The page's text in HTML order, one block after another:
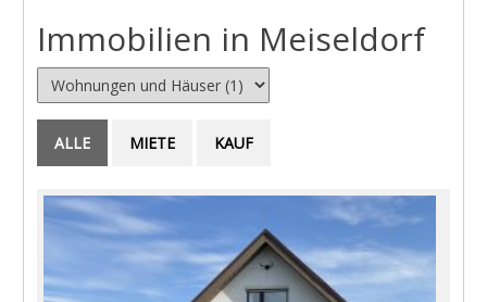
Immobilien in Meiseldorf
ALLE MIETE KAUF